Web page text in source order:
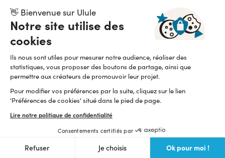
👋 Bienvenue sur Ulule
Notre site utilise des
cookies
Ils nous sont utiles pour mesurer notre audience, réaliser des
statistiques, vous proposer des boutons de partage, ainsi que
permettre aux créateurs de promouvoir leur projet.
Pour modifier vos préférences par la suite, cliquez sur le lien
'Préférences de cookies' situé dans le pied de page.
Lire notre politique de confidentialité
Consentements certifiés par
Refuser Je choisis Ok pour moi !